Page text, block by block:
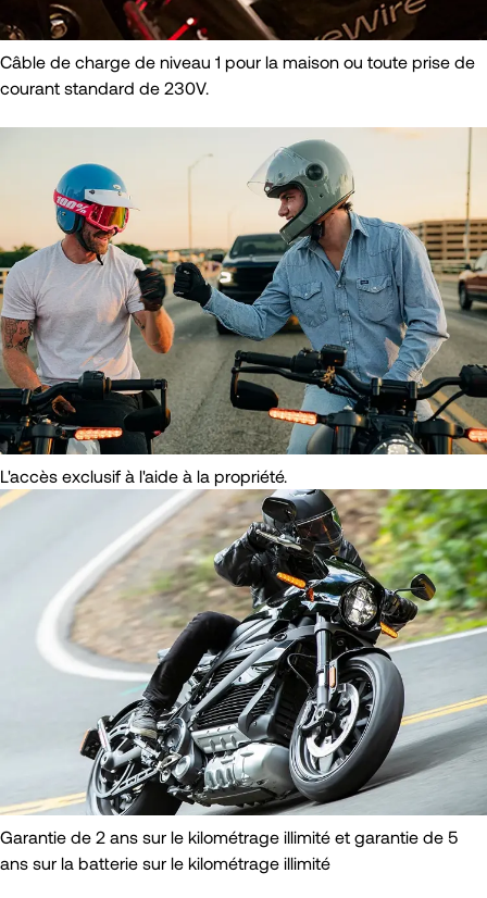
Câble de charge de niveau 1 pour la maison ou toute prise de
courant standard de 230V.
L'accès exclusif à l'aide à la propriété.
Garantie de 2 ans sur le kilométrage illimité et garantie de 5
ans sur la batterie sur le kilométrage illimité